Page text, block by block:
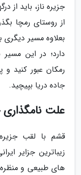
جزیره ناز، باید
از روستای رمچا
بعلاوه مسیر دیگری
دارد؛ در این مسیر
رمکان عبور کنید
جاده دریا بپیچید.
علت نامگذاری
قشم با لقب
زیباترین جزایر
های طبیعی و